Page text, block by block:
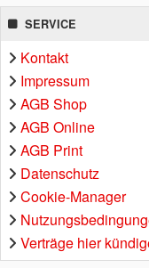
SERVICE
Kontakt
Impressum
AGB Shop
AGB Online
AGB Print
Datenschutz
Cookie-Manager
Verträge hier